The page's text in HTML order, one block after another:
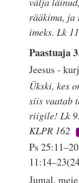
rääkima, ja
imeks. Lk
Paastuaja
Jeesus -
Ükski, kes
siis vaatab
riigile! Lk
KLPR 162
Ps
Jumal,